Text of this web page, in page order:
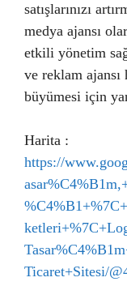
satışlarınızı
medya ajansı
etkili yönetim
ve reklam
büyümesi için
Harita :
https://
Ticaret+Sitesi/